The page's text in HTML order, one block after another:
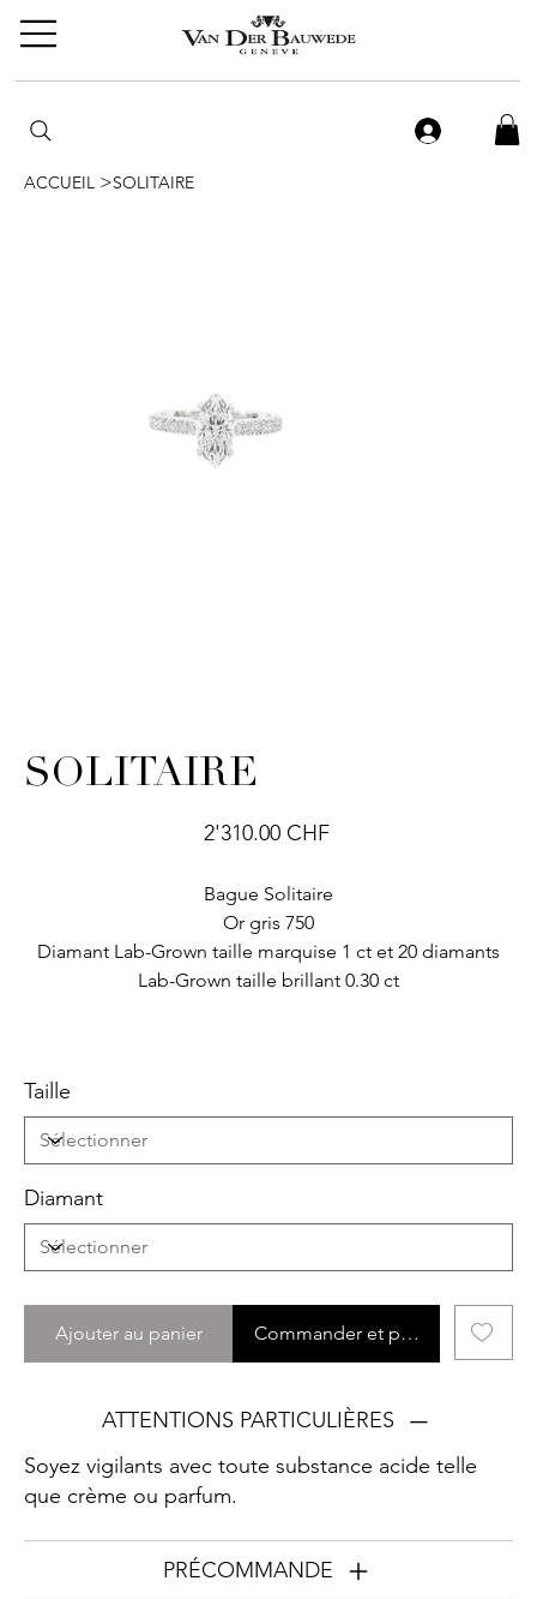
ACCUEIL >SOLITAIRE
SOLITAIRE
Prix
2'310.00 CHF
Bague Solitaire
Or gris 750
Diamant Lab-Grown taille marquise 1 ct et 20 diamants
Lab-Grown taille brillant 0.30 ct
Taille
Diamant
Ajouter au panier Commander et payer
ATTENTIONS PARTICULIÈRES
Soyez vigilants avec toute substance acide telle
que crème ou parfum.
PRÉCOMMANDE